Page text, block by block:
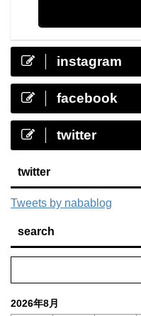
instagram
facebook
twitter
twitter
Tweets by nabablog
search
2026年8月